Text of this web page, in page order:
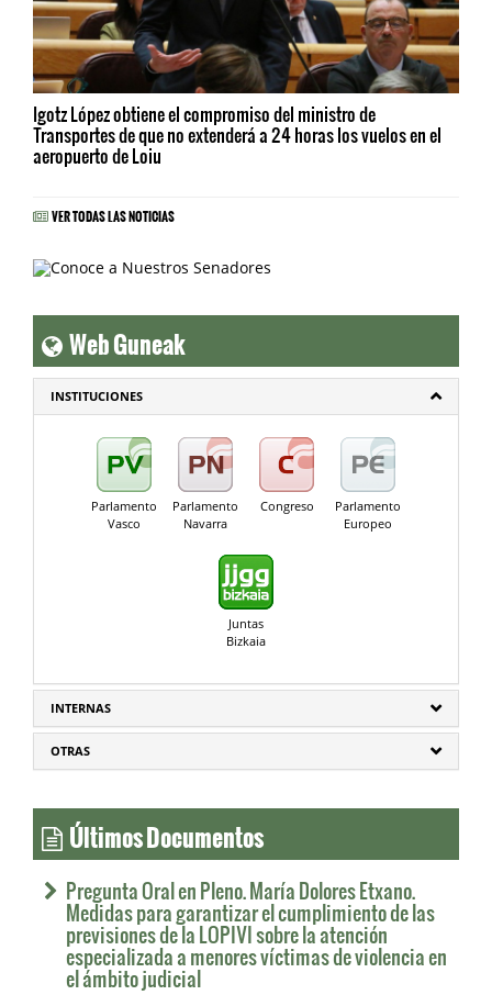
Igotz López obtiene el compromiso del ministro de
Transportes de que no extenderá a 24 horas los vuelos en el
aeropuerto de Loiu
VER TODAS LAS NOTICIAS
Web Guneak
INSTITUCIONES
Parlamento
Vasco
Parlamento
Navarra
Congreso
Parlamento
Europeo
Juntas
Bizkaia
INTERNAS
OTRAS
Últimos Documentos
Pregunta Oral en Pleno. María Dolores Etxano.
Medidas para garantizar el cumplimiento de las
previsiones de la LOPIVI sobre la atención
especializada a menores víctimas de violencia en
el ámbito judicial